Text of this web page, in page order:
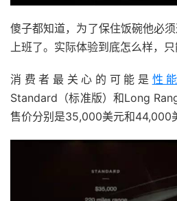
傻子都知道，为了保住饭碗他必
上班了。实际体验到底怎么样，
消费者最关心的可能是 性能
Standard（标准版）和Long
售价分别是35,000美元和44,000